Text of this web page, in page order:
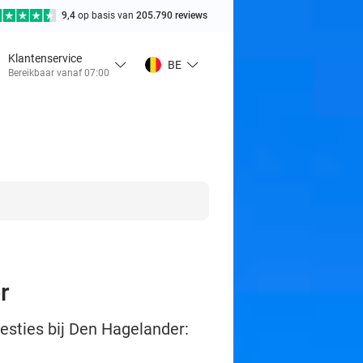
9,4 op basis van 205.790 reviews
Klantenservice
Bereikbaar vanaf 07:00
BE
bij Den Hagelander: